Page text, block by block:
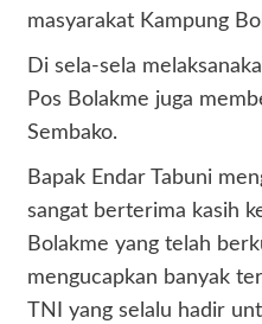
masyarakat Kampung
Di sela-sela
Pos Bolakme juga
Sembako.
Bapak Endar Tabuni
sangat berterima kasih
Bolakme yang telah
mengucapkan banyak
TNI yang selalu hadir